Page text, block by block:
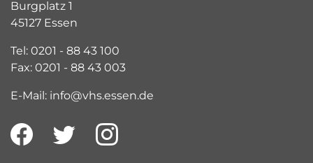
Burgplatz 1
45127 Essen
Tel: 0201 - 88 43 100
Fax: 0201 - 88 43 003
E-Mail: info@vhs.essen.de